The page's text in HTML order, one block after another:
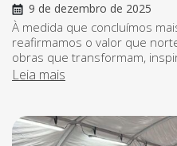
9 de dezembro de 2025
À medida que concluímos
reafirmamos o valor que
obras que transformam,
Leia mais